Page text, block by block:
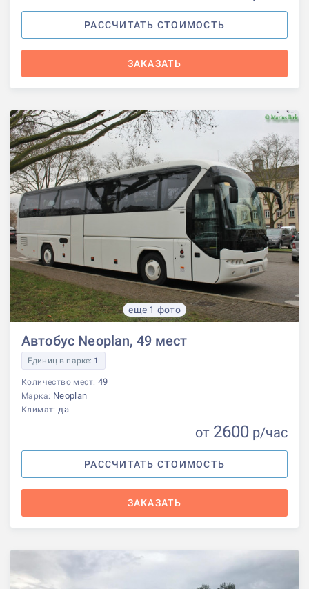
РАССЧИТАТЬ СТОИМОСТЬ
ЗАКАЗАТЬ
еще 1 фото
Автобус Neoplan, 49 мест
Единиц в парке: 1
Количество мест: 49
Марка: Neoplan
Климат:да
от 2600 р/час
РАССЧИТАТЬ СТОИМОСТЬ
ЗАКАЗАТЬ